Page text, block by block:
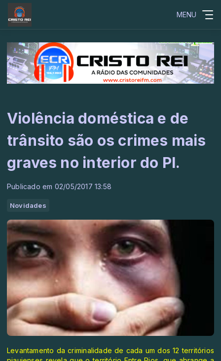
MENU
Violência doméstica e de
trânsito são os crimes mais
graves no interior do PI.
Publicado em 02/05/2017 13:58
Novidades
Levantamento da criminalidade de cada um dos 12 territórios